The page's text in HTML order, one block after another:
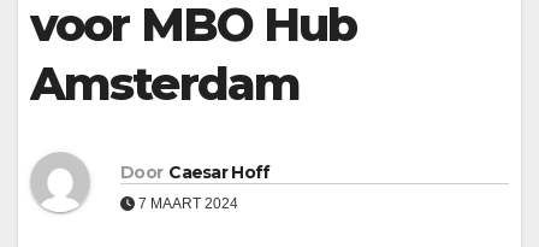
voor MBO Hub
Amsterdam
Door Caesar Hoff
7 MAART 2024